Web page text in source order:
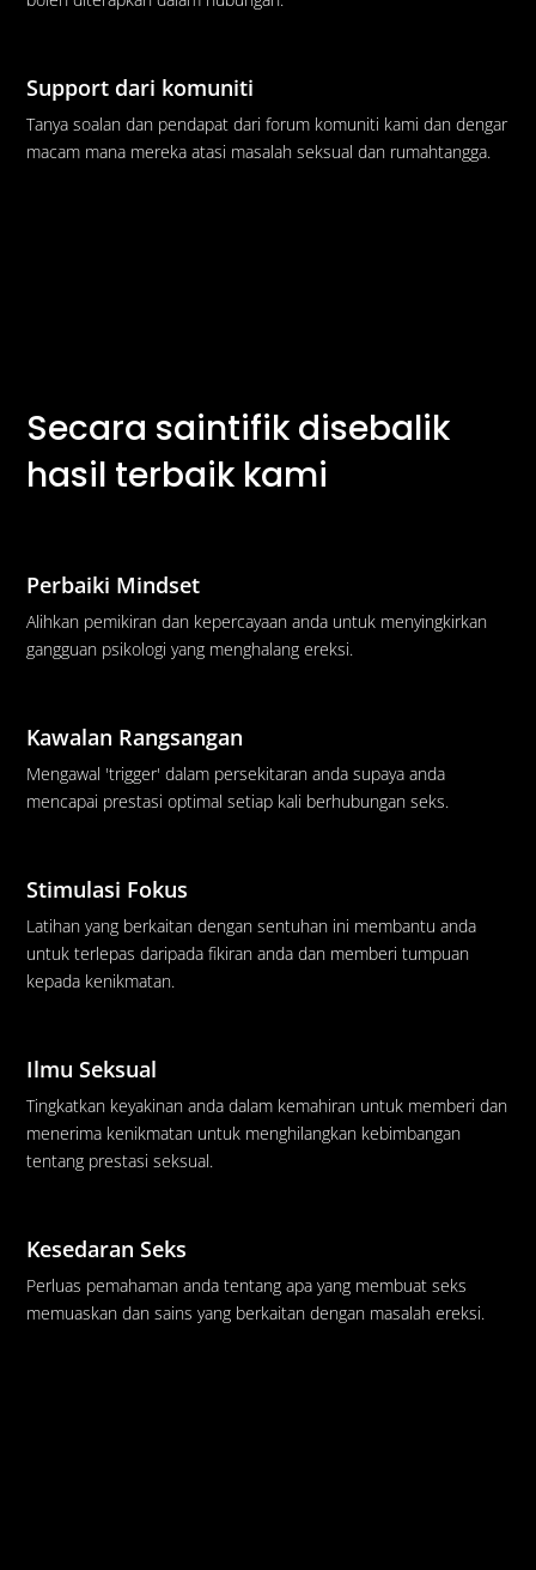
Support dari komuniti
Tanya soalan dan pendapat dari forum komuniti kami dan dengar
macam mana mereka atasi masalah seksual dan rumahtangga.
Secara saintifik disebalik
hasil terbaik kami
Perbaiki Mindset
Alihkan pemikiran dan kepercayaan anda untuk menyingkirkan
gangguan psikologi yang menghalang ereksi.
Kawalan Rangsangan
Mengawal 'trigger' dalam persekitaran anda supaya anda
mencapai prestasi optimal setiap kali berhubungan seks.
Stimulasi Fokus
Latihan yang berkaitan dengan sentuhan ini membantu anda
untuk terlepas daripada fikiran anda dan memberi tumpuan
kepada kenikmatan.
Ilmu Seksual
Tingkatkan keyakinan anda dalam kemahiran untuk memberi dan
menerima kenikmatan untuk menghilangkan kebimbangan
tentang prestasi seksual.
Kesedaran Seks
Perluas pemahaman anda tentang apa yang membuat seks
memuaskan dan sains yang berkaitan dengan masalah ereksi.